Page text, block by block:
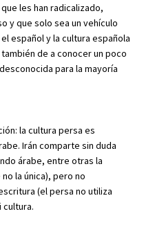
les han radicalizado,
y que solo sea un vehículo
español y la cultura española
de a conocer un poco
para la mayoría
la cultura persa es
Irán comparte sin duda
árabe, entre otras la
la única), pero no
(el persa no utiliza
cultura.